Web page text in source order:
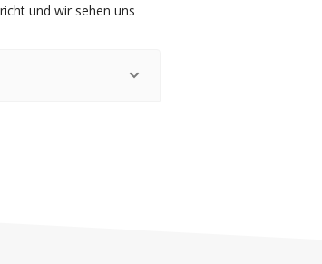
und wir sehen uns